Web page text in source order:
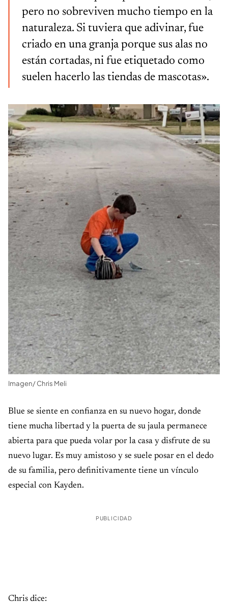
pero no sobreviven mucho tiempo en la
naturaleza. Si tuviera que adivinar, fue
criado en una granja porque sus alas no
están cortadas, ni fue etiquetado como
suelen hacerlo las tiendas de mascotas».
Imagen/ Chris Meli
Blue se siente en confianza en su nuevo hogar, donde
tiene mucha libertad y la puerta de su jaula permanece
abierta para que pueda volar por la casa y disfrute de su
nuevo lugar. Es muy amistoso y se suele posar en el dedo
de su familia, pero definitivamente tiene un vínculo
especial con Kayden.
PUBLICIDAD
Chris dice: